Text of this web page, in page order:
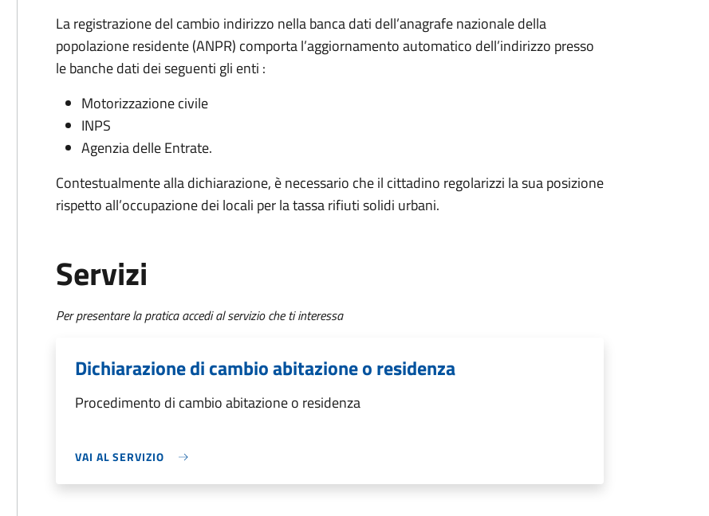
La registrazione del cambio indirizzo nella banca dati dell’anagrafe nazionale della
popolazione residente (ANPR) comporta l’aggiornamento automatico dell’indirizzo presso
le banche dati dei seguenti gli enti :
Motorizzazione civile
INPS
Agenzia delle Entrate.
Contestualmente alla dichiarazione, è necessario che il cittadino regolarizzi la sua posizione
rispetto all’occupazione dei locali per la tassa rifiuti solidi urbani.
Servizi
Per presentare la pratica accedi al servizio che ti interessa
Dichiarazione di cambio abitazione o residenza
Procedimento di cambio abitazione o residenza
VAI AL SERVIZIO